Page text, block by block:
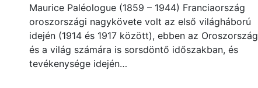
Maurice Paléologue (1859 – 1944) Franciaország
oroszországi nagykövete volt az első világháború
idején (1914 és 1917 között), ebben az Oroszország
és a világ számára is sorsdöntő időszakban, és
tevékenysége idején…